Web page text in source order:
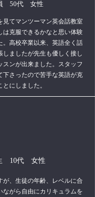
50代 女性
見てマンツーマン英会話教室
は克服できるかなと思い体験
。高校卒業以来、英語全く話
しましたが先生も優しく接し
スンが出来ました。スタッフ
下さったので苦手な英語が克
にしました。
10代 女性
が、生徒の年齢、レベルに合
ながら自由にカリキュラムを